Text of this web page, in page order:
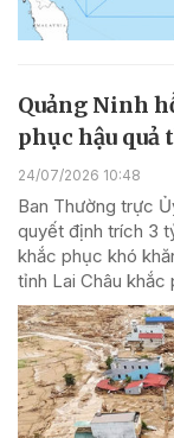
Quảng Ninh
phục hậu quả
24/07/2026 10:48
Ban Thường trực
quyết định trích 3
khắc phục khó
tỉnh Lai Châu khắc